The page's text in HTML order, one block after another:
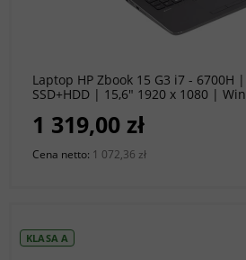
Laptop HP Zbook 15 G3 i7 - 6700H |
SSD+HDD | 15,6" 1920 x 1080 |
1 319,00 zł
Cena netto: 1 072,36 zł
do koszyka
KLASA A